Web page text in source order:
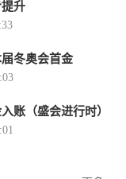
升
冬奥会首金
账（盛会进行时）